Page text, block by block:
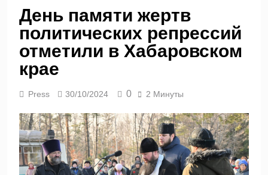
День памяти жертв
политических репрессий
отметили в Хабаровском
крае
Press 30/10/2024 0 2 Минуты